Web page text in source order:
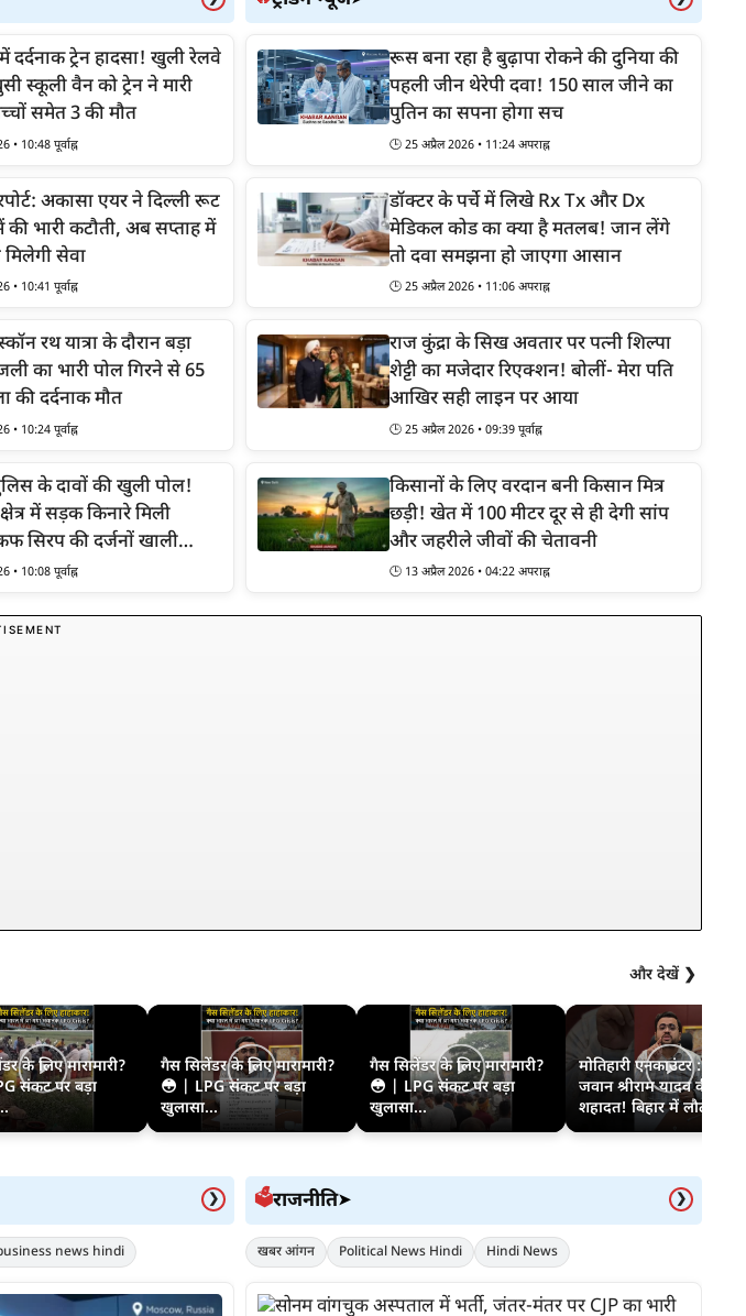
जंतर-मंतर पर CJP
पर प्रदर्शन कर रहे सोनम
जबरन सफदरजंग अस्पताल में
हिरासत में लिए गए।
प्रियंका चोपड़ा बनीं ‘मंदाकिनी’, राजामौली ने बर्थडे पर
राजामौली की आगामी ग्लोबल फिल्म में प्रियंका चोपड़ा की धमाकेदार
एंट्री! उनके जन्मदिन पर 'मंदाकिनी' का खूंखार फर्स्ट लुक रिलीज कर
दिया गया है, जिसने इंटरनेट पर आग लगा दी है।
में दर्दनाक ट्रेन हादसा! खुली रेलवे
स्कूली वैन को ट्रेन ने मारी
समेत 3 की मौत
• 10:48 पूर्वाह्न
अकासा एयर ने दिल्ली रूट
की भारी कटौती, अब सप्ताह में
मिलेगी सेवा
• 10:41 पूर्वाह्न
रथ यात्रा के दौरान बड़ा
का भारी पोल गिरने से 65
की दर्दनाक मौत
• 10:24 पूर्वाह्न
के दावों की खुली पोल!
में सड़क किनारे मिली
सिरप की दर्जनों खाली
• 10:08 पूर्वाह्न
रूस बना रहा है बुढ़ापा रोकने की दुनिया की
पहली जीन थेरेपी दवा! 150 साल जीने का
पुतिन का सपना होगा सच
🕒 25 अप्रैल 2026 • 11:24 अपराह्न
डॉक्टर के पर्चे में लिखे Rx Tx और Dx
मेडिकल कोड का क्या है मतलब! जान लेंगे
तो दवा समझना हो जाएगा आसान
🕒 25 अप्रैल 2026 • 11:06 अपराह्न
राज कुंद्रा के सिख अवतार पर पत्नी शिल्पा
शेट्टी का मजेदार रिएक्शन! बोलीं- मेरा पति
आखिर सही लाइन पर आया
🕒 25 अप्रैल 2026 • 09:39 पूर्वाह्न
किसानों के लिए वरदान बनी किसान मित्र
छड़ी! खेत में 100 मीटर दूर से ही देगी सांप
और जहरीले जीवों की चेतावनी
🕒 13 अप्रैल 2026 • 04:22 अपराह्न
और देखें ❯
के लिए मारामारी?
संकट पर बड़ा
गैस सिलेंडर के लिए मारामारी?
😳 | LPG संकट पर बड़ा
खुलासा...
गैस सिलेंडर के लिए मारामारी?
😳 | LPG संकट पर बड़ा
खुलासा...
मोतिहारी एनकाउंटर : STF
जवान श्रीराम यादव की
शहादत! बिहार में लौट...
❯
news hindi
🗳️राजनीति➤ ❯
खबर आंगन Political News Hindi Hindi News